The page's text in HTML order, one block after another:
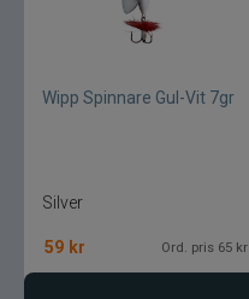
Wipp Spinnare Gul-Vit 7gr
Silver
59 kr Ord. pris 65 kr